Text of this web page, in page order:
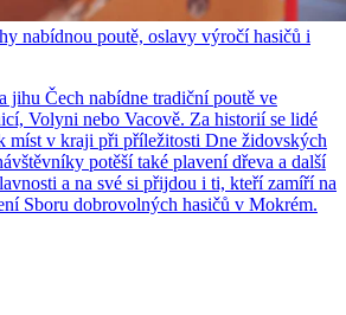
nabídnou poutě, oslavy výročí hasičů i
jihu Čech nabídne tradiční poutě ve
Volyni nebo Vacově. Za historií se lidé
míst v kraji při příležitosti Dne židovských
potěší také plavení dřeva a další
a na své si přijdou i ti, kteří zamíří na
Sboru dobrovolných hasičů v Mokrém.